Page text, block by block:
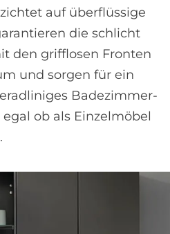
auf überflüssige
die schlicht
den grifflosen Fronten
und sorgen für ein
Badezimmer-
ob als Einzelmöbel